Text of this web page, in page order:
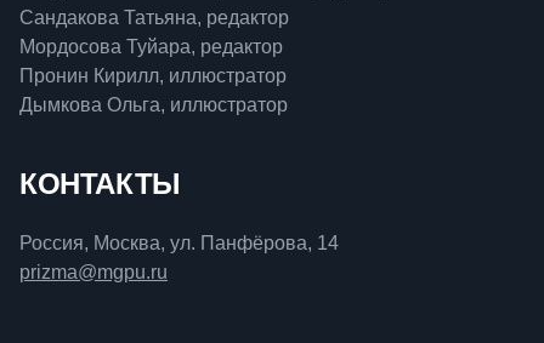
Сандакова Татьяна, редактор
Мордосова Туйара, редактор
Пронин Кирилл, иллюстратор
Дымкова Ольга, иллюстратор
КОНТАКТЫ
Россия, Москва, ул. Панфёрова, 14
prizma@mgpu.ru